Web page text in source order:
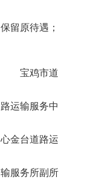
保留原待遇；
宝鸡市道
路运输服务中
心金台道路运
输服务所副所